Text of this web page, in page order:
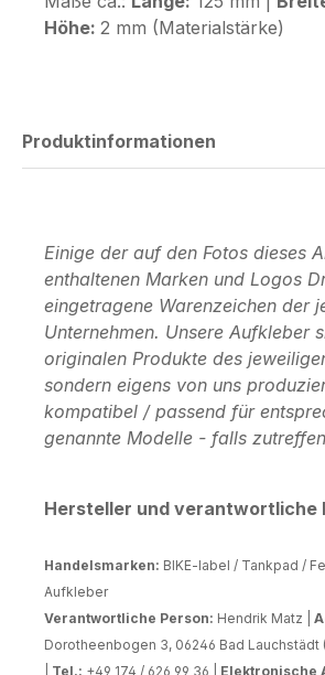
Höhe: 2 mm (Materialstärke)
Produktinformationen
Einige der auf den Fotos dieses
enthaltenen Marken und Logos
eingetragene Warenzeichen der
Unternehmen. Unsere Aufkleber
originalen Produkte des
sondern eigens von uns
kompatibel / passend für
genannte Modelle - falls
Hersteller und verantwortliche
Handelsmarken: BIKE-label / Tankpad /
Aufkleber
Verantwortliche Person: Hendrik Matz |
Dorotheenbogen 3, 06246 Bad Lauchstädt
Tel.: +49 174 / 626 99 36 | Elektronische